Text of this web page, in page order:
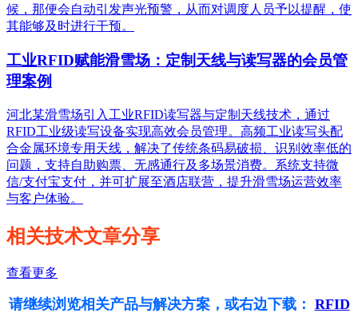
候，那便会自动引发声光预警，从而对调度人员予以提醒，使
其能够及时进行干预。
工业RFID赋能滑雪场：定制天线与读写器的会员管
理案例
河北某滑雪场引入工业RFID读写器与定制天线技术，通过
RFID工业级读写设备实现高效会员管理。高频工业读写头配
合金属环境专用天线，解决了传统条码易破损、识别效率低的
问题，支持自助购票、无感通行及多场景消费。系统支持微
信/支付宝支付，并可扩展至酒店联营，提升滑雪场运营效率
与客户体验。
相关技术文章分享
查看更多
请继续浏览相关产品与解决方案，或右边下载： RFID